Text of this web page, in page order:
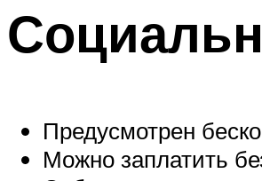
Предусмотрен
Можно заплатить